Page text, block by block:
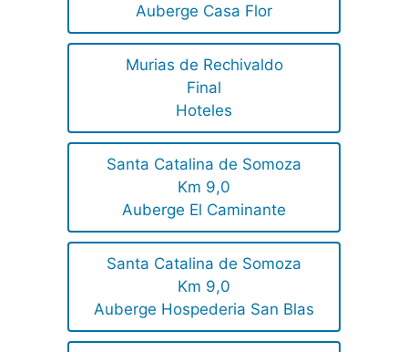
Auberge Casa Flor
Murias de Rechivaldo
Final
Hoteles
Santa Catalina de Somoza
Km 9,0
Auberge El Caminante
Santa Catalina de Somoza
Km 9,0
Auberge Hospederia San Blas